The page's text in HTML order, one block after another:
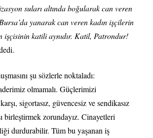
suları altında boğularak can veren
yanarak can veren kadın işçilerin
işçisinin katili aynıdır. Katil, Patrondur!
şu sözlerle noktaladı:
olmamalı. Güçlerimizi
sigortasız, güvencesiz ve sendikasız
birleştirmek zorundayız. Cinayetleri
durdurabilir. Tüm bu yaşanan iş